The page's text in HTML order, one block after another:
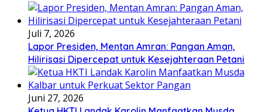
Juli 7, 2026
Lapor Presiden, Mentan Amran: Pangan Aman,
Hilirisasi Dipercepat untuk Kesejahteraan Petani
Juni 27, 2026